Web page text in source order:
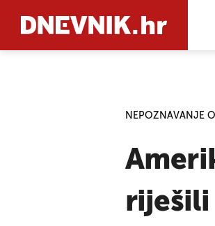
NEPOZNAVANJE
riješili